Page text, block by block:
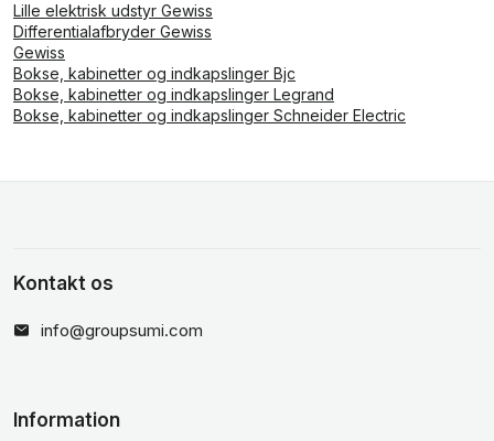
Lille elektrisk udstyr Gewiss
Differentialafbryder Gewiss
Gewiss
Bokse, kabinetter og indkapslinger Bjc
Bokse, kabinetter og indkapslinger Legrand
Bokse, kabinetter og indkapslinger Schneider Electric
Kontakt os
info@groupsumi.com
Information